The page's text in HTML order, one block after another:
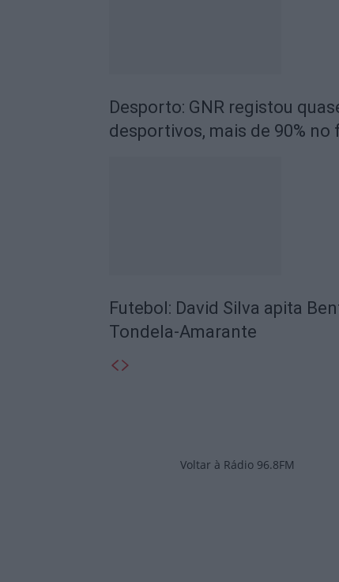
Desporto: GNR registou
desportivos, mais de 90% no
Futebol: David Silva apita
Tondela-Amarante
Voltar à Rádio 96.8FM